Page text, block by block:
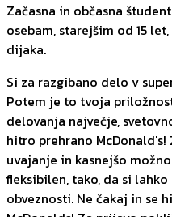
Začasna in občasna
osebam, starejšim od 15
dijaka.
Si za razgibano delo v
Potem je to tvoja
delovanja največje,
hitro prehrano
uvajanje in kasnejšo
fleksibilen, tako, da si
obveznosti. Ne čakaj in se